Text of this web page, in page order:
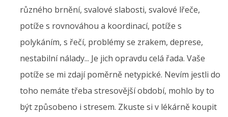
různého brnění, svalové slabosti, svalové lřeče,
potíže s rovnováhou a koordinací, potíže s
polykáním, s řečí, problémy se zrakem, deprese,
nestabilní nálady... Je jich opravdu celá řada. Vaše
potíže se mi zdají poměrně netypické. Nevím jestli do
toho nemáte třeba stresovější období, mohlo by to
být způsobeno i stresem. Zkuste si v lékárně koupit